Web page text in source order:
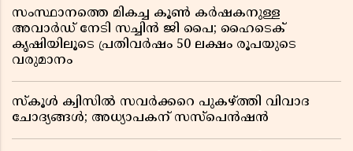
സംസ്ഥാനത്തെ മികച്ച കൂൺ കർഷകനുള്ള
അവാർഡ് നേടി സച്ചിൻ ജി പൈ; ഹൈടെക്
കൃഷിയിലൂടെ പ്രതിവർഷം 50 ലക്ഷം രൂപയുടെ
വരുമാനം
സ്കൂൾ ക്വിസിൽ സവർക്കറെ പുകഴ്ത്തി വിവാദ
ചോദ്യങ്ങൾ; അധ്യാപകന് സസ്പെൻഷൻ